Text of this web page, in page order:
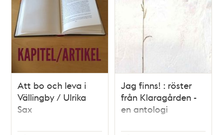
Att bo och leva i
Vällingby / Ulrika
Sax
Jag finns! : röster
från Klaragården -
en antologi